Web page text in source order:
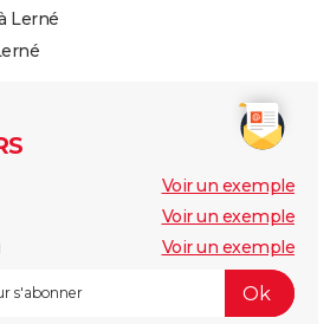
Lerné
Voir un exemple
Voir un exemple
Voir un exemple